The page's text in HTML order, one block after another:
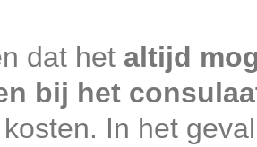
dat het altijd
bij het
In het